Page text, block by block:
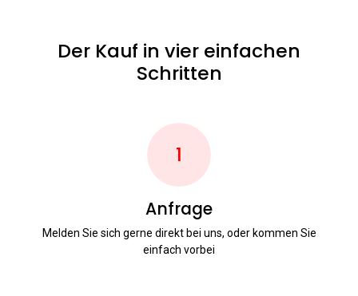
Der Kauf in vier einfachen
Schritten
1
Anfrage
Melden Sie sich gerne direkt bei uns, oder kommen Sie
einfach vorbei